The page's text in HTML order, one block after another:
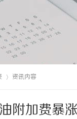
资讯内容
附加费暴